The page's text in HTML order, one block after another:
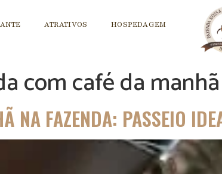
ATRATIVOS HOSPEDAGEM
com café da
NA FAZENDA: PASSEIO